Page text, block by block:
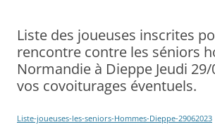
Liste des joueuses inscrites
rencontre contre les séniors
Normandie à Dieppe Jeudi
vos covoiturages éventuels.
Liste-joueuses-les-seniors-Hommes-Dieppe-29062023